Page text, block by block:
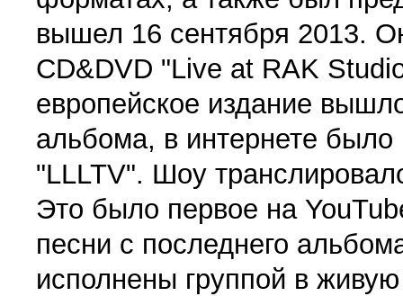
вышел 16 сентября 2013.
CD&DVD "Live at RAK
европейское издание
альбома, в интернете
"LLLTV". Шоу
Это было первое на
песни с последнего
исполнены группой в